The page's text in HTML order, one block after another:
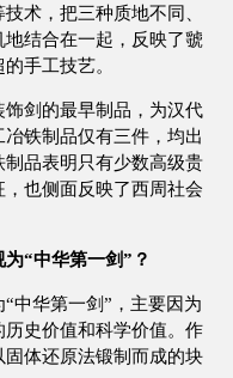
术，把三种质地不同、
结合在一起，反映了虢
手工技艺。
剑的最早制品，为汉代
铁制品仅有三件，均出
品表明只有少数高级贵
也侧面反映了西周社会
“中华第一剑”？
中华第一剑”，主要因为
史价值和科学价值。作
体还原法锻制而成的块